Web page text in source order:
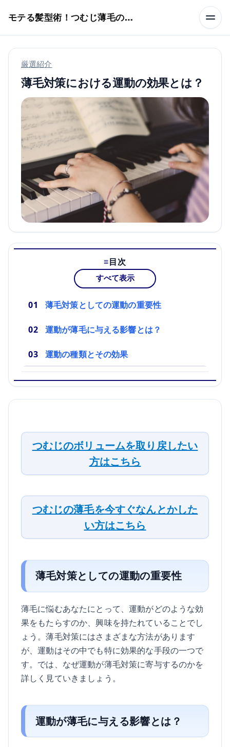
モテる髪型術！つむじ薄毛の隠し方
厳選紹介
薄毛対策における運動の効果とは？
目次
すべて表示
薄毛対策としての運動の重要性
運動が薄毛に与える影響とは？
運動の種類とその効果
つむじのボリュームを取り戻したい
方はこちら
つむじの薄毛を今すぐなんとかした
い方はこちら
薄毛対策としての運動の重要性
薄毛に悩むあなたにとって、運動がどのような効
果をもたらすのか、興味を持たれていることでし
ょう。薄毛対策にはさまざまな方法があります
が、運動はその中でも特に効果的な手段の一つで
す。では、なぜ運動が薄毛対策に寄与するのかを
詳しく見ていきましょう。
運動が薄毛に与える影響とは？